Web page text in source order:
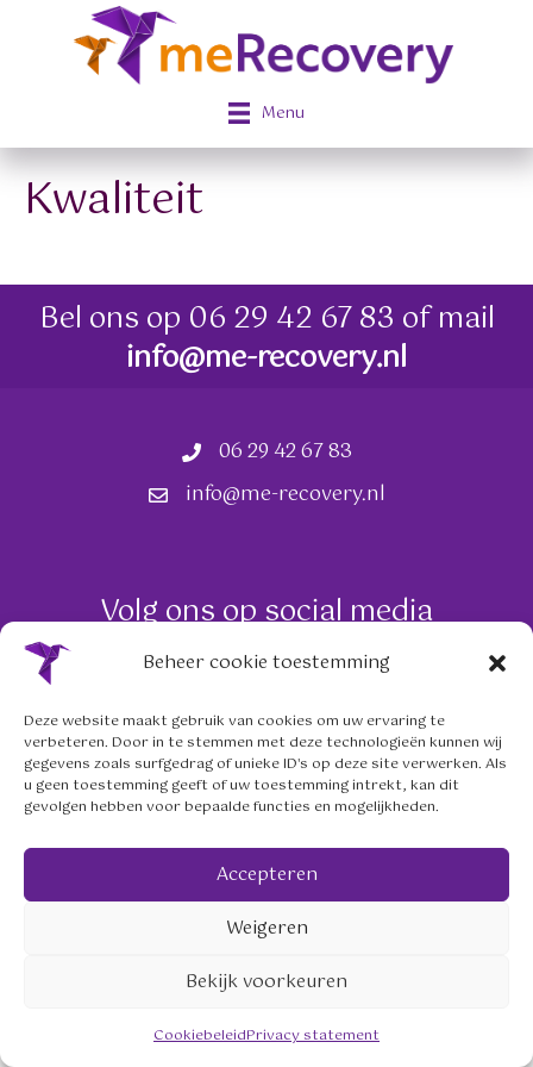
Beheer cookie toestemming
Deze website maakt gebruik van cookies om uw ervaring te
verbeteren. Door in te stemmen met deze technologieën kunnen wij
gegevens zoals surfgedrag of unieke ID's op deze site verwerken. Als
u geen toestemming geeft of uw toestemming intrekt, kan dit
gevolgen hebben voor bepaalde functies en mogelijkheden.
Accepteren
Weigeren
Bekijk voorkeuren
CookiebeleidPrivacy statement
Menu
Kwaliteit
Bel ons op 06 29 42 67 83 of mail
info@me-recovery.nl
06 29 42 67 83
info@me-recovery.nl
Volg ons op social media
mailto:info@me-recovery.nl
linkedin.com/company/
https://
© 2026 meRecovery Zeist. Website:
Privacy statement Cookiebeleid (EU) Disclaimer